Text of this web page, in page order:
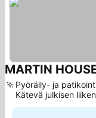
MARTIN
Pyöräily- ja
Kätevä julkisen